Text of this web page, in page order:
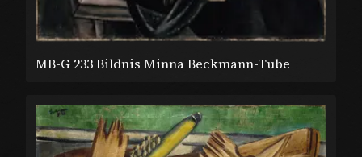
MB-G 233 Bildnis Minna Beckmann-Tube